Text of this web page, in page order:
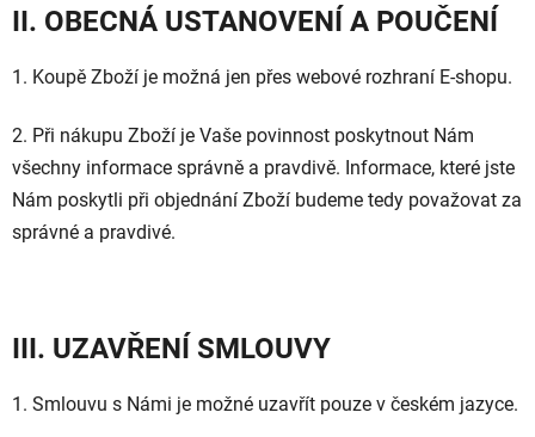
II. OBECNÁ USTANOVENÍ A POUČENÍ
1. Koupě Zboží je možná jen přes webové rozhraní E-shopu.
2. Při nákupu Zboží je Vaše povinnost poskytnout Nám
všechny informace správně a pravdivě. Informace, které jste
Nám poskytli při objednání Zboží budeme tedy považovat za
správné a pravdivé.
III. UZAVŘENÍ SMLOUVY
1. Smlouvu s Námi je možné uzavřít pouze v českém jazyce.